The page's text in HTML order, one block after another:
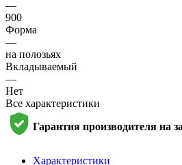
—
900
Форма
—
на полозьях
Вкладываемый
—
Нет
Все характеристики
Гарантия производителя на
Характеристики